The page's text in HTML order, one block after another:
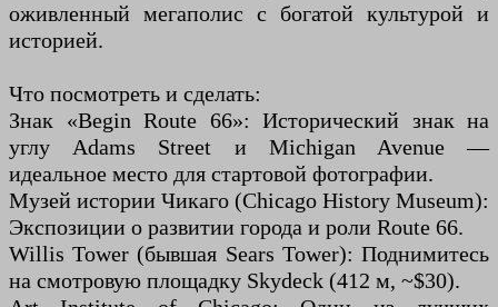
оживленный мегаполис с богатой культурой и
историей.
Что посмотреть и сделать:
Знак «Begin Route 66»: Исторический знак на
углу Adams Street и Michigan Avenue —
идеальное место для стартовой фотографии.
Музей истории Чикаго (Chicago History Museum):
Экспозиции о развитии города и роли Route 66.
Willis Tower (бывшая Sears Tower): Поднимитесь
на смотровую площадку Skydeck (412 м, ~$30).